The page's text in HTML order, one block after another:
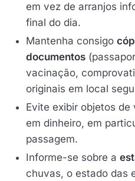
em vez de arranjos
final do dia.
Mantenha consigo
documentos
vacinação,
originais em local
Evite exibir objetos de
em dinheiro, em
passagem.
Informe-se sobre a
chuvas, o estado das